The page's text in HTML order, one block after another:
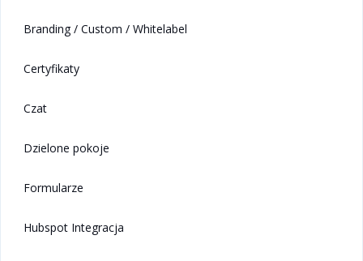
Branding / Custom / Whitelabel
Certyfikaty
Czat
Dzielone pokoje
Formularze
Hubspot Integracja